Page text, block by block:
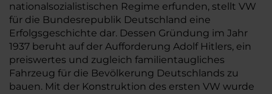
nationalsozialistischen Regime erfunden, stellt VW
für die Bundesrepublik Deutschland eine
Erfolgsgeschichte dar. Dessen Gründung im Jahr
1937 beruht auf der Aufforderung Adolf Hitlers, ein
preiswertes und zugleich familientaugliches
Fahrzeug für die Bevölkerung Deutschlands zu
bauen. Mit der Konstruktion des ersten VW wurde